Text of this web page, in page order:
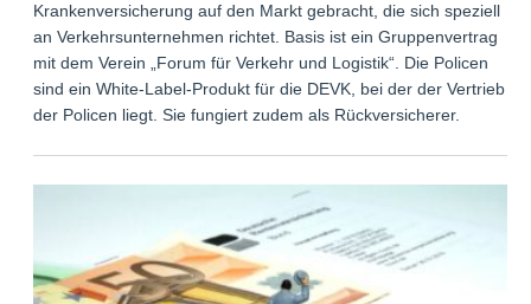
Krankenversicherung auf den Markt gebracht, die sich speziell
an Verkehrsunternehmen richtet. Basis ist ein Gruppenvertrag
mit dem Verein „Forum für Verkehr und Logistik“. Die Policen
sind ein White-Label-Produkt für die DEVK, bei der der Vertrieb
der Policen liegt. Sie fungiert zudem als Rückversicherer.